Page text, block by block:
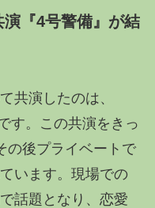
『4号警備』が結
共演したのは、
す。この共演をきっ
の後プライベートで
います。現場での
話題となり、恋愛